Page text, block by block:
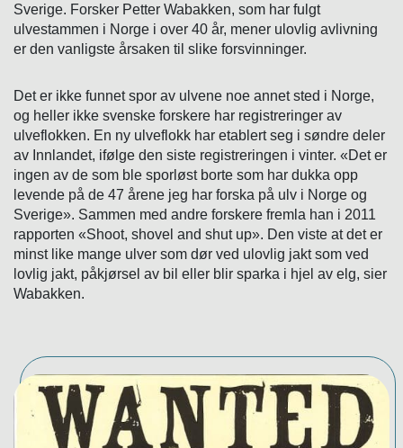
Sverige. Forsker Petter Wabakken, som har fulgt
ulvestammen i Norge i over 40 år, mener ulovlig avlivning
er den vanligste årsaken til slike forsvinninger.
Det er ikke funnet spor av ulvene noe annet sted i Norge,
og heller ikke svenske forskere har registreringer av
ulveflokken. En ny ulveflokk har etablert seg i søndre deler
av Innlandet, ifølge den siste registreringen i vinter. «Det er
ingen av de som ble sporløst borte som har dukka opp
levende på de 47 årene jeg har forska på ulv i Norge og
Sverige». Sammen med andre forskere fremla han i 2011
rapporten «Shoot, shovel and shut up». Den viste at det er
minst like mange ulver som dør ved ulovlig jakt som ved
lovlig jakt, påkjørsel av bil eller blir sparka i hjel av elg, sier
Wabakken.